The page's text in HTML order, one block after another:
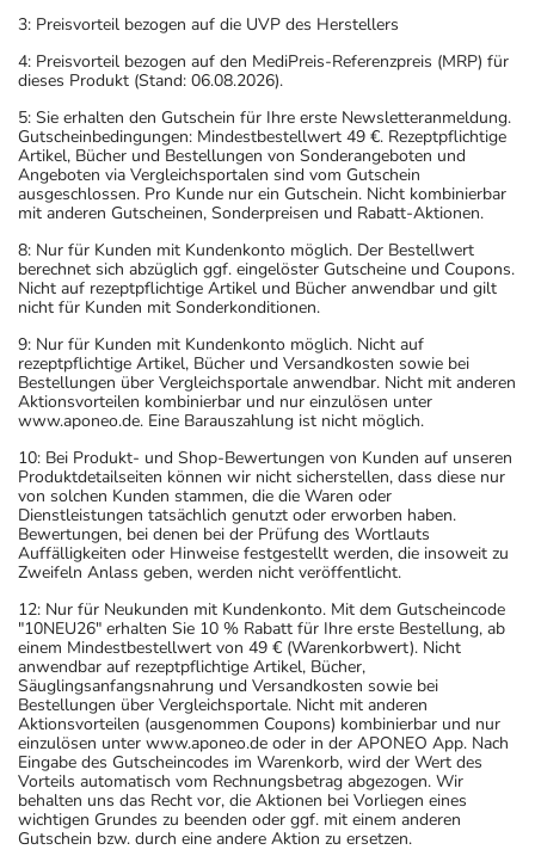
3: Preisvorteil bezogen auf die UVP des Herstellers
4: Preisvorteil bezogen auf den MediPreis-Referenzpreis (MRP) für
dieses Produkt (Stand: 06.08.2026).
5: Sie erhalten den Gutschein für Ihre erste Newsletteranmeldung.
Gutscheinbedingungen: Mindestbestellwert 49 €. Rezeptpflichtige
Artikel, Bücher und Bestellungen von Sonderangeboten und
Angeboten via Vergleichsportalen sind vom Gutschein
ausgeschlossen. Pro Kunde nur ein Gutschein. Nicht kombinierbar
mit anderen Gutscheinen, Sonderpreisen und Rabatt-Aktionen.
8: Nur für Kunden mit Kundenkonto möglich. Der Bestellwert
berechnet sich abzüglich ggf. eingelöster Gutscheine und Coupons.
Nicht auf rezeptpflichtige Artikel und Bücher anwendbar und gilt
nicht für Kunden mit Sonderkonditionen.
9: Nur für Kunden mit Kundenkonto möglich. Nicht auf
rezeptpflichtige Artikel, Bücher und Versandkosten sowie bei
Bestellungen über Vergleichsportale anwendbar. Nicht mit anderen
Aktionsvorteilen kombinierbar und nur einzulösen unter
www.aponeo.de. Eine Barauszahlung ist nicht möglich.
10: Bei Produkt- und Shop-Bewertungen von Kunden auf unseren
Produktdetailseiten können wir nicht sicherstellen, dass diese nur
von solchen Kunden stammen, die die Waren oder
Dienstleistungen tatsächlich genutzt oder erworben haben.
Bewertungen, bei denen bei der Prüfung des Wortlauts
Auffälligkeiten oder Hinweise festgestellt werden, die insoweit zu
Zweifeln Anlass geben, werden nicht veröffentlicht.
12: Nur für Neukunden mit Kundenkonto. Mit dem Gutscheincode
"10NEU26" erhalten Sie 10 % Rabatt für Ihre erste Bestellung, ab
einem Mindestbestellwert von 49 € (Warenkorbwert). Nicht
anwendbar auf rezeptpflichtige Artikel, Bücher,
Säuglingsanfangsnahrung und Versandkosten sowie bei
Bestellungen über Vergleichsportale. Nicht mit anderen
Aktionsvorteilen (ausgenommen Coupons) kombinierbar und nur
einzulösen unter www.aponeo.de oder in der APONEO App. Nach
Eingabe des Gutscheincodes im Warenkorb, wird der Wert des
Vorteils automatisch vom Rechnungsbetrag abgezogen. Wir
behalten uns das Recht vor, die Aktionen bei Vorliegen eines
wichtigen Grundes zu beenden oder ggf. mit einem anderen
Gutschein bzw. durch eine andere Aktion zu ersetzen.